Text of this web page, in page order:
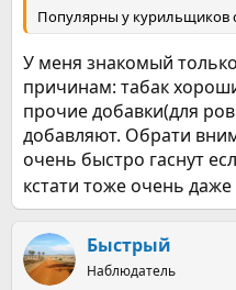
Популярны у курильщиков
У меня знакомый
причинам: табак
прочие добавки(для
добавляют. Обрати
очень быстро гаснут
кстати тоже очень
Быстрый
Наблюдатель